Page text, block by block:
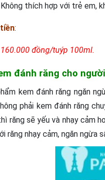
Không thích hợp với trẻ em,
:
160.000 đồng/tuýp 100ml.
đánh răng cho
kem đánh răng ngăn
phải kem đánh răng
răng sẽ yếu và nhạy cảm
răng nhạy cảm, ngăn ngừa